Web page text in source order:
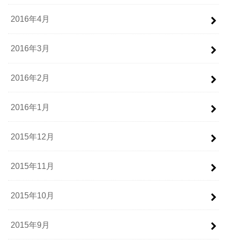
2016年4月
2016年3月
2016年2月
2016年1月
2015年12月
2015年11月
2015年10月
2015年9月